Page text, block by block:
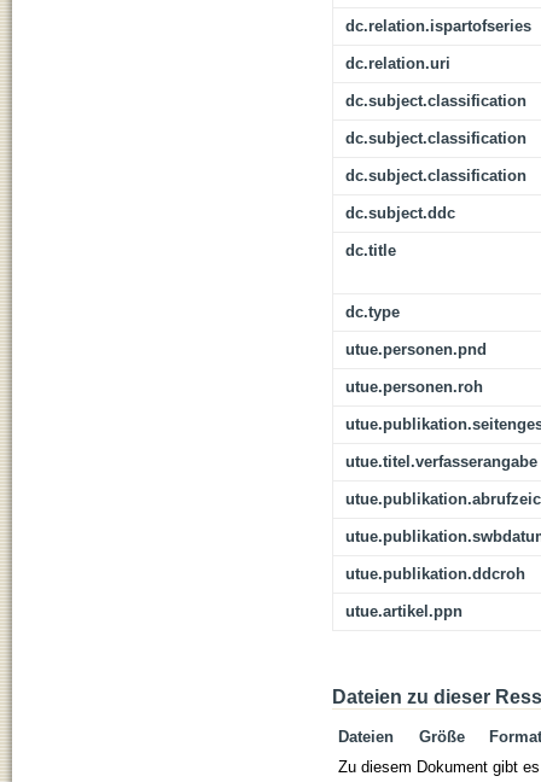
dc.relation.ispartofseries
dc.relation.uri
dc.subject.classification
dc.subject.classification
dc.subject.classification
dc.subject.ddc
dc.title
dc.type
utue.personen.pnd
utue.personen.roh
utue.titel.verfasserangabe
utue.publikation.ddcroh
utue.artikel.ppn
Dateien zu dieser
Dateien Größe
Format
Zu diesem Dokument gibt